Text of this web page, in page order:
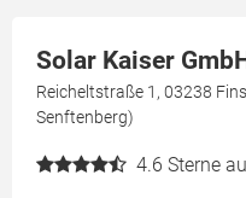
Solar Kaiser
Reicheltstraße 1, 03238
Senftenberg)
4.6 Sterne